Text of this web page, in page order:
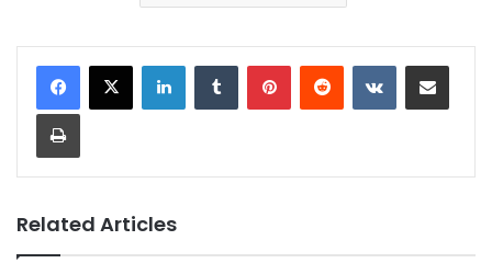
LinkedInTumblr PinterestReddit VKontakteShare via Email
Print
Related Articles